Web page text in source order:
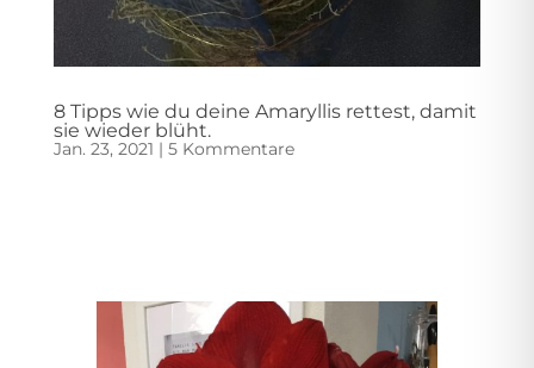
8 Tipps wie du deine Amaryllis rettest, damit
sie wieder blüht.
Jan. 23, 2021 | 5 Kommentare